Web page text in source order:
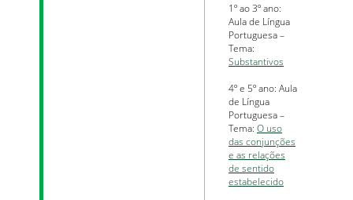
1º ao 3º ano:
Aula de Língua
Portuguesa –
Tema:
Substantivos
4º e 5º ano: Aula
de Língua
Portuguesa –
Tema: O uso
das conjunções
e as relações
de sentido
estabelecido